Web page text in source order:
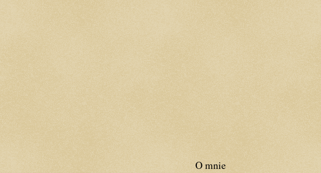
O mnie